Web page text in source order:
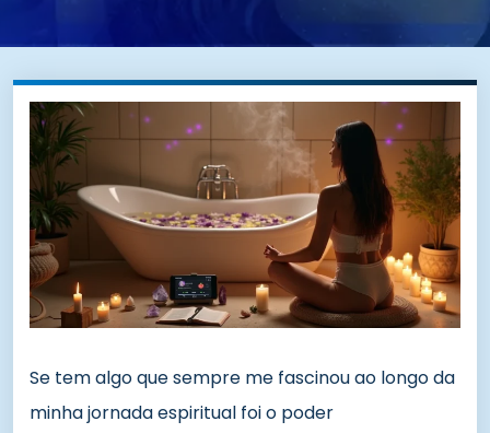
Se tem algo que sempre me fascinou ao longo da
minha jornada espiritual foi o poder